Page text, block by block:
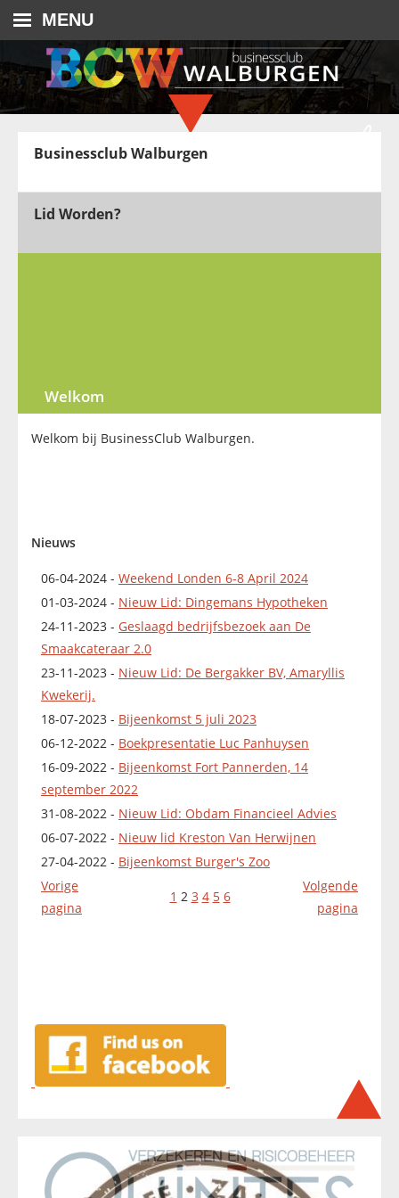
MENU
Businessclub Walburgen
Lid Worden?
Welkom
Welkom bij BusinessClub Walburgen.
Nieuws
06-04-2024 - Weekend Londen 6-8 April 2024
01-03-2024 - Nieuw Lid: Dingemans Hypotheken
24-11-2023 - Geslaagd bedrijfsbezoek aan De
Smaakcateraar 2.0
23-11-2023 - Nieuw Lid: De Bergakker BV, Amaryllis
Kwekerij.
18-07-2023 - Bijeenkomst 5 juli 2023
06-12-2022 - Boekpresentatie Luc Panhuysen
16-09-2022 - Bijeenkomst Fort Pannerden, 14
september 2022
31-08-2022 - Nieuw Lid: Obdam Financieel Advies
06-07-2022 - Nieuw lid Kreston Van Herwijnen
27-04-2022 - Bijeenkomst Burger's Zoo
Vorige
pagina
1 2 3 4 5 6
Volgende
pagina